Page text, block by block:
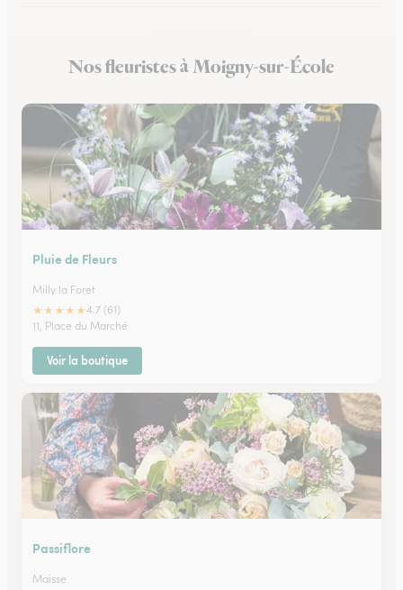
Fleuristes à Maisse
Nos fleuristes à Moigny-sur-École
Pluie de Fleurs
Milly la Foret
★★★★★4.7 (61)
11, Place du Marché
Voir la boutique
Passiflore
Maisse